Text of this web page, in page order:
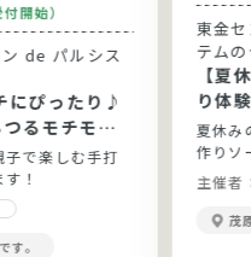
開始）
de パルシス
にぴったり♪
るモチモチ
で楽しむ手打
！
す。
東金セ
テム
【夏
り体
夏休み
作りソ
主催者
茂